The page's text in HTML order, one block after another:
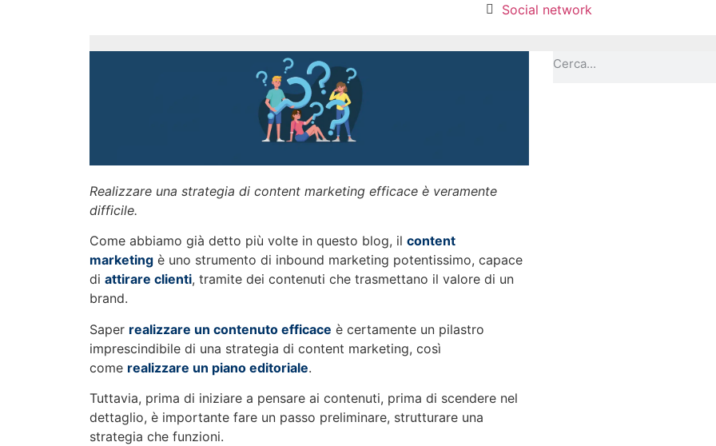
Social network
Realizzare una strategia di content marketing efficace è veramente
difficile.
Come abbiamo già detto più volte in questo blog, il content
marketing è uno strumento di inbound marketing potentissimo, capace
di attirare clienti, tramite dei contenuti che trasmettano il valore di un
brand.
Saper realizzare un contenuto efficace è certamente un pilastro
imprescindibile di una strategia di content marketing, così
come realizzare un piano editoriale.
Tuttavia, prima di iniziare a pensare ai contenuti, prima di scendere nel
dettaglio, è importante fare un passo preliminare, strutturare una
strategia che funzioni.